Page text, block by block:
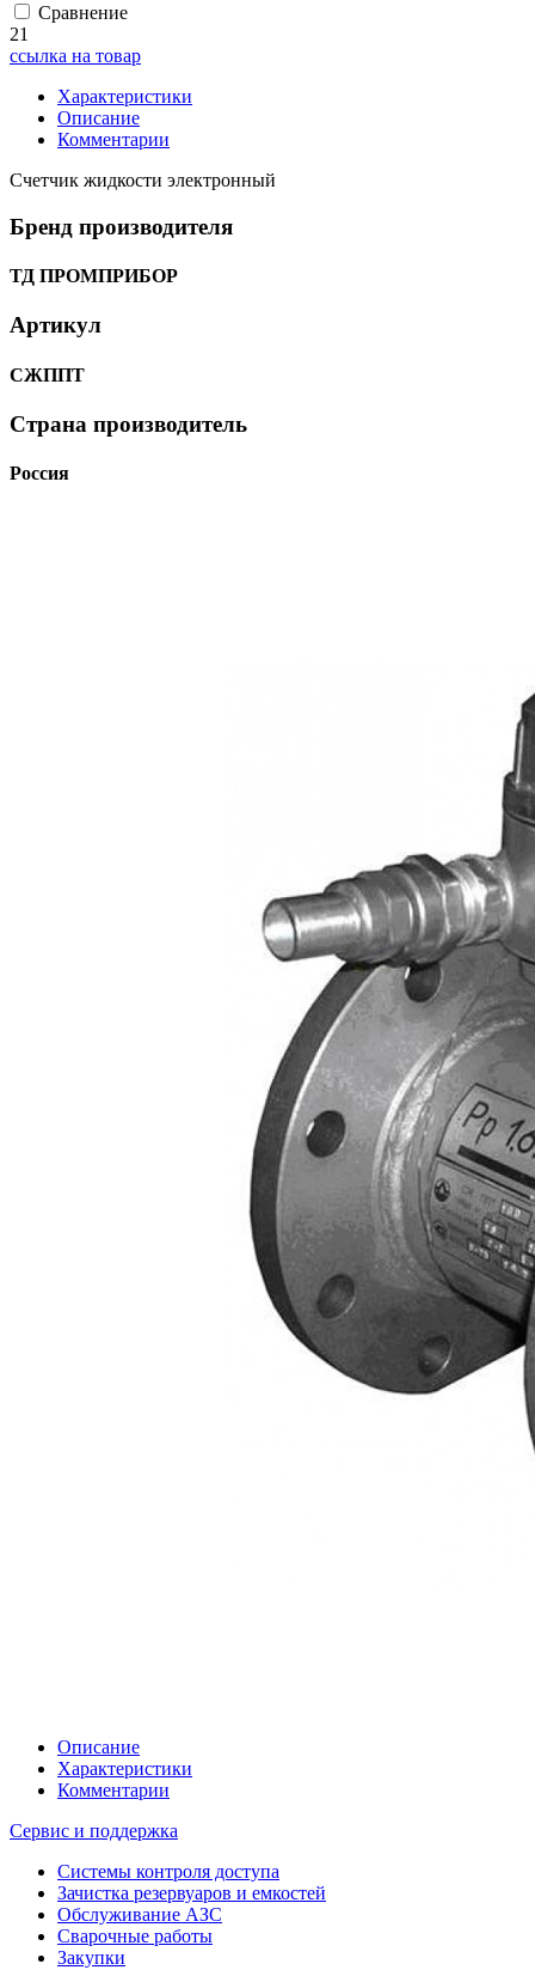
Сравнение
21
ссылка на товар
Характеристики
Описание
Комментарии
Счетчик жидкости электронный
Бренд производителя
ТД ПРОМПРИБОР
Артикул
СЖППТ
Страна производитель
Россия
Описание
Характеристики
Комментарии
Сервис и поддержка
Системы контроля доступа
Зачистка резервуаров и емкостей
Обслуживание АЗС
Сварочные работы
Закупки